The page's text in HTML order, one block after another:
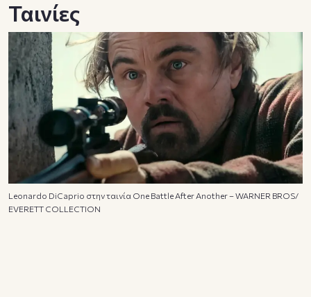
Ταινίες
Leonardo DiCaprio στην ταινία One Battle After Another – WARNER BROS/
EVERETT COLLECTION